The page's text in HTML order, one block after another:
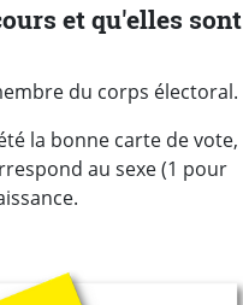
et qu'elles sont
du corps électoral.
la bonne carte de vote,
au sexe (1 pour